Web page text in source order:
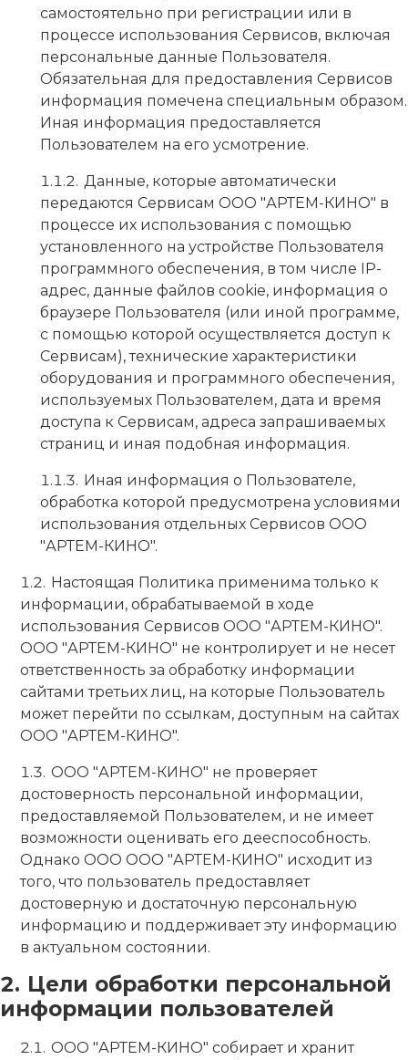
самостоятельно при регистрации или в
процессе использования Сервисов, включая
персональные данные Пользователя.
Обязательная для предоставления Сервисов
информация помечена специальным образом.
Иная информация предоставляется
Пользователем на его усмотрение.
Данные, которые автоматически
передаются Сервисам ООО "АРТЕМ-КИНО" в
процессе их использования с помощью
установленного на устройстве Пользователя
программного обеспечения, в том числе IP-
адрес, данные файлов cookie, информация о
браузере Пользователя (или иной программе,
с помощью которой осуществляется доступ к
Сервисам), технические характеристики
оборудования и программного обеспечения,
используемых Пользователем, дата и время
доступа к Сервисам, адреса запрашиваемых
страниц и иная подобная информация.
Иная информация о Пользователе,
обработка которой предусмотрена условиями
использования отдельных Сервисов ООО
"АРТЕМ-КИНО".
Настоящая Политика применима только к
информации, обрабатываемой в ходе
использования Сервисов ООО "АРТЕМ-КИНО".
ООО "АРТЕМ-КИНО" не контролирует и не несет
ответственность за обработку информации
сайтами третьих лиц, на которые Пользователь
может перейти по ссылкам, доступным на сайтах
ООО "АРТЕМ-КИНО".
ООО "АРТЕМ-КИНО" не проверяет
достоверность персональной информации,
предоставляемой Пользователем, и не имеет
возможности оценивать его дееспособность.
Однако ООО ООО "АРТЕМ-КИНО" исходит из
того, что пользователь предоставляет
достоверную и достаточную персональную
информацию и поддерживает эту информацию
в актуальном состоянии.
Цели обработки персональной
информации пользователей
ООО "АРТЕМ-КИНО" собирает и хранит